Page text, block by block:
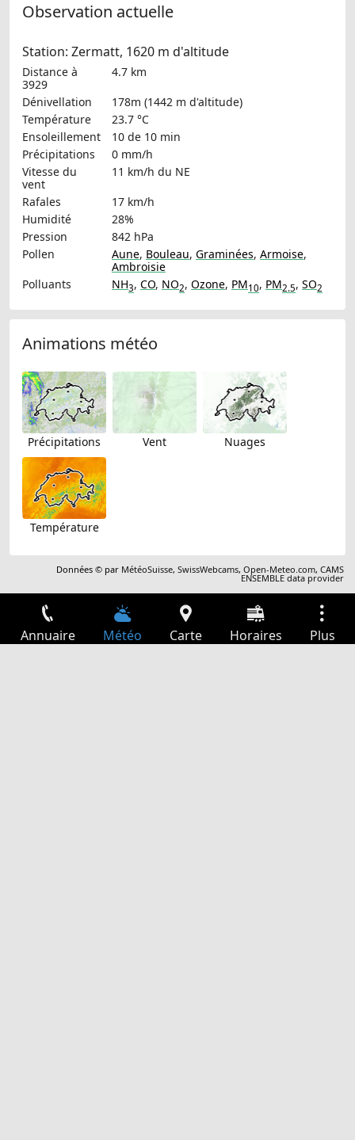
Observation actuelle
Station: Zermatt, 1620 m d'altitude
Distance à
3929
4.7 km
Dénivellation
178m (1442 m d'altitude)
Température
23.7 °C
Ensoleillement
10 de 10 min
Précipitations
0 mm/h
Vitesse du
vent
11 km/h du NE
Rafales
17 km/h
Humidité
28%
Pression
842 hPa
Pollen
Aune, Bouleau, Graminées, Armoise,
Ambroisie
Polluants
NH3, CO, NO2, Ozone, PM10, PM2.5, SO2
Animations météo
Précipitations Vent Nuages
Température
Données © par MétéoSuisse,SwissWebcams,Open-Meteo.com,CAMS
ENSEMBLE data provider
Annuaire Météo Carte Horaires Plus